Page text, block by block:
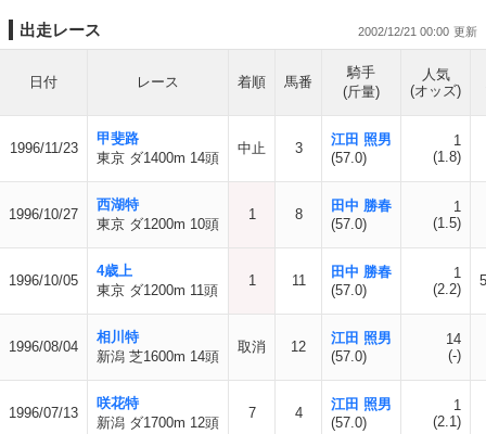
出走レース 2002/12/21 00:00
日付 レース 着順 馬番
騎手
(斤量)
人気
(オッズ)
1996/11/23
甲斐路
東京 ダ1400m 14頭
中止 3
江田 照男
(57.0)
1
(1.8)
1996/10/27
西湖特
東京 ダ1200m 10頭
1 8
田中 勝春
(57.0)
1
(1.5)
1996/10/05
4歳上
東京 ダ1200m 11頭
1 11
田中 勝春
(57.0)
1
(2.2)
1996/08/04
相川特
新潟 芝1600m 14頭
取消 12
江田 照男
(57.0)
14
(-)
1996/07/13
咲花特
新潟 ダ1700m 12頭
7 4
江田 照男
(57.0)
1
(2.1)